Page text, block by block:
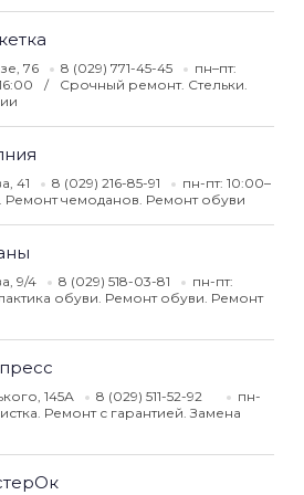
76 8 (029) 771-45-45
пн–пт:
Срочный ремонт. Стельки.
41 8 (029) 216-85-91
пн-пт: 10:00–
Ремонт чемоданов. Ремонт обуви
9/4 8 (029) 518-03-81
пн-пт:
обуви. Ремонт обуви. Ремонт
145А 8 (029) 511-52-92
пн-
Ремонт с гарантией. Замена